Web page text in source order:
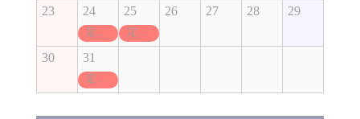
23 24
定休日
25
定休日
26 27 28 29
30 31
定休日